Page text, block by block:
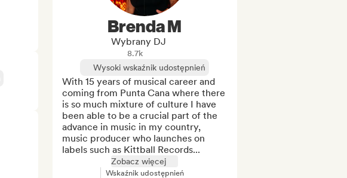
Brenda M
Wybrany DJ
8.7k
Wysoki wskaźnik udostępnień
With 15 years of musical career and
coming from Punta Cana where there
is so much mixture of culture I have
been able to be a crucial part of the
advance in music in my country,
music producer who launches on
labels such as Kittball Records...
Zobacz więcej
Wskaźnik udostępnień